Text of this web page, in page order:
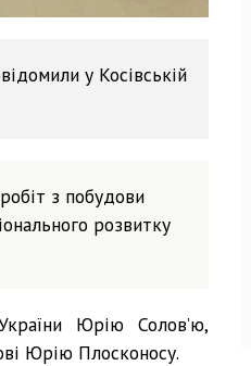
у Косівській
з побудови
розвитку
Юрію Солов’ю,
Юрію Плосконосу.